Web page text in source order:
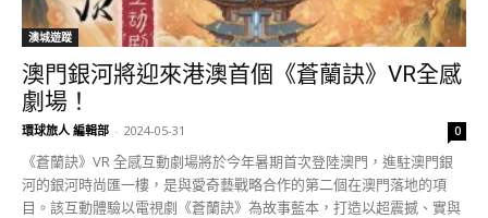
澳城遊蹤
澳門銀河將迎來港澳首個《蒼蘭訣》VR全感
劇場！
環球旅人 編輯部 - 2024-05-31 0
《蒼蘭訣》VR 全感互動劇場將於今年暑期首次登陸澳門，進駐澳門銀
河的銀河時尚匯一樓，是與愛奇藝戰略合作的第二個在澳門落地的項
目。該互動體驗以電視劇《蒼蘭訣》為故事藍本，打造以超震撼、實與